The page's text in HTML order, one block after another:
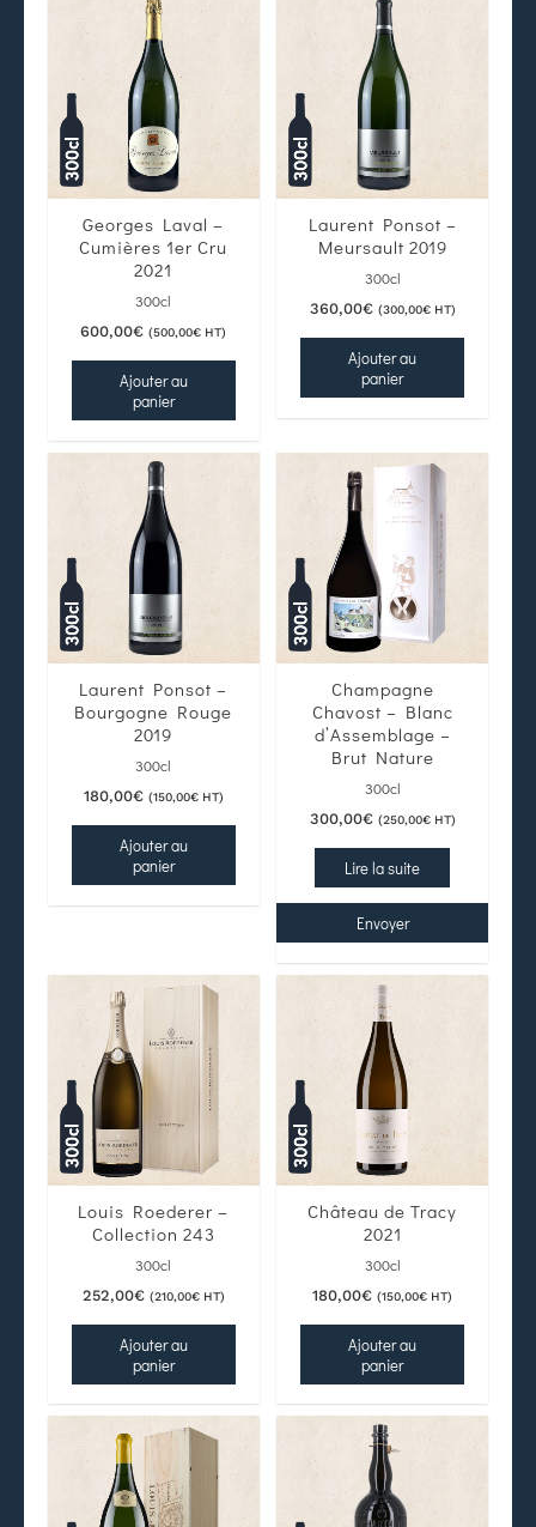
Georges Laval –
Cumières 1er Cru
2021
300cl
600,00€ (500,00€ HT)
Ajouter au
panier
Laurent Ponsot –
Meursault 2019
300cl
360,00€ (300,00€HT)
Ajouter au
panier
Laurent Ponsot –
Bourgogne Rouge
2019
300cl
180,00€ (150,00€HT)
Ajouter au
panier
Champagne
Chavost – Blanc
d’Assemblage –
Brut Nature
300cl
300,00€ (250,00€HT)
Lire la suite
Envoyer
Louis Roederer –
Collection 243
300cl
252,00€ (210,00€HT)
Ajouter au
panier
Château de Tracy
2021
300cl
180,00€ (150,00€ HT)
Ajouter au
panier